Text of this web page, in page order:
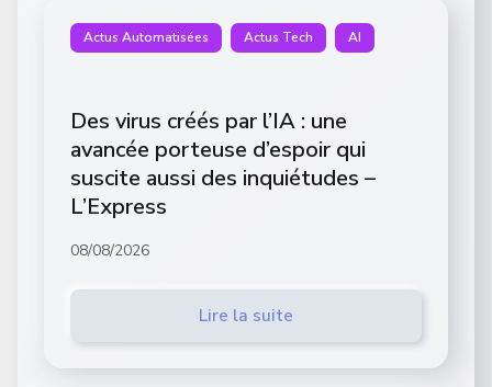
Actus Automatisées Actus Tech AI
Des virus créés par l’IA : une
avancée porteuse d’espoir qui
suscite aussi des inquiétudes –
L’Express
08/08/2026
Lire la suite